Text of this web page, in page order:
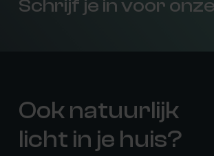
Schrijf je in voor
Ook natuurlijk
licht in je huis?